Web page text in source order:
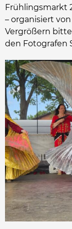
Frühlingsmarkt
– organisiert
Vergrößern
den Fotografen